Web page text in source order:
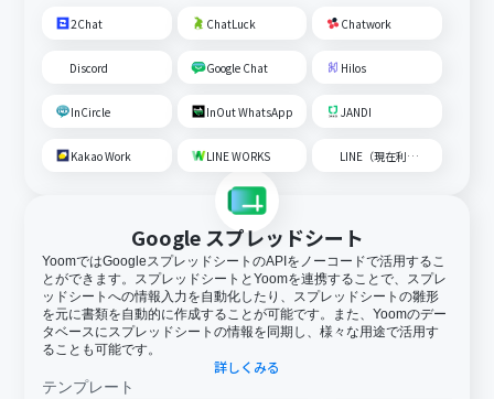
2Chat ChatLuck Chatwork
Discord Google Chat Hilos
InCircle InOut WhatsApp JANDI
Kakao Work LINE WORKS LINE（現在利用不可）
Google スプレッドシート
YoomではGoogleスプレッドシートのAPIをノーコードで活用するこ
とができます。スプレッドシートとYoomを連携することで、スプレ
ッドシートへの情報入力を自動化したり、スプレッドシートの雛形
を元に書類を自動的に作成することが可能です。また、Yoomのデー
タベースにスプレッドシートの情報を同期し、様々な用途で活用す
ることも可能です。
詳しくみる
テンプレート